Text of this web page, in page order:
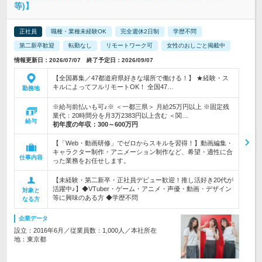
等)】
正社員 職種・業種未経験OK 完全週休2日制 学歴不問
第二新卒歓迎 転勤なし リモートワーク可 女性のおしごと掲載中
情報更新日：2026/07/07 終了予定日：2026/09/07
勤務地
【全国募集／47都道府県好きな場所で働ける！】 ★経験・ス
キルによってフルリモートOK！ 全国47…
給与
※給与前払いも可♪※ ＜一都三県＞ 月給25万円以上 ※固定残
業代：20時間分を月3万2383円以上含む ＜関…
初年度の年収： 300～600万円
仕事内容
【「Web・動画研修」でゼロからスキルを習得！】動画編集・
キャラクター制作・アニメーション制作など、希望・適性に合
った業務をお任せします。
対象と
なる方
【未経験・第二新卒・正社員デビュー歓迎！推し活好き20代が
活躍中♪】◆VTuber・ゲーム・アニメ・声優・動画・デザイン
等に興味のある方 ◆学歴不問
企業データ
設立：2016年6月／従業員数：1,000人／本社所在
地：東京都